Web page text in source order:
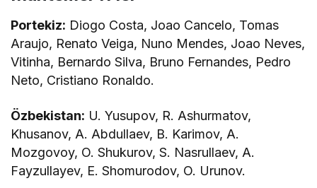
Portekiz: Diogo Costa, Joao Cancelo, Tomas
Araujo, Renato Veiga, Nuno Mendes, Joao Neves,
Vitinha, Bernardo Silva, Bruno Fernandes, Pedro
Neto, Cristiano Ronaldo.
Özbekistan: U. Yusupov, R. Ashurmatov,
Khusanov, A. Abdullaev, B. Karimov, A.
Mozgovoy, O. Shukurov, S. Nasrullaev, A.
Fayzullayev, E. Shomurodov, O. Urunov.